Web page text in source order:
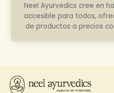
Neel Ayurvedics cree en
accesible para todos,
de productos a precios